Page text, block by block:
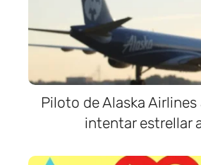
Piloto de Alaska
intentar estrellar